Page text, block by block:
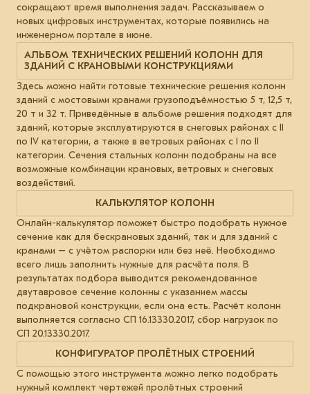
сокращают время выполнения задач. Рассказываем о
новых цифровых инструментах, которые появились на
инженерном портале в июне.
АЛЬБОМ ТЕХНИЧЕСКИХ РЕШЕНИЙ КОЛОНН ДЛЯ
ЗДАНИЙ С КРАНОВЫМИ КОНСТРУКЦИЯМИ
Здесь можно найти готовые технические решения колонн
зданий с мостовыми кранами грузоподъёмностью 5 т, 12,5 т,
20 т и 32 т. Приведённые в альбоме решения подходят для
зданий, которые эксплуатируются в снеговых районах с II
по IV категории, а также в ветровых районах с I по II
категории. Сечения стальных колонн подобраны на все
возможные комбинации крановых, ветровых и снеговых
воздействий.
КАЛЬКУЛЯТОР КОЛОНН
Онлайн-калькулятор поможет быстро подобрать нужное
сечение как для бескрановых зданий, так и для зданий с
кранами – с учётом распорки или без неё. Необходимо
всего лишь заполнить нужные для расчёта поля. В
результатах подбора выводится рекомендованное
двутавровое сечение колонны с указанием массы
подкрановой конструкции, если она есть. Расчёт колонн
выполняется согласно СП 16.13330.2017, сбор нагрузок по
СП 20.13330.2017.
КОНФИГУРАТОР ПРОЛЁТНЫХ СТРОЕНИЙ
С помощью этого инструмента можно легко подобрать
нужный комплект чертежей пролётных строений